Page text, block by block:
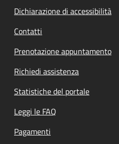
Dichiarazione di accessibilità
Contatti
Prenotazione appuntamento
Richiedi assistenza
Statistiche del portale
Leggi le FAQ
Pagamenti